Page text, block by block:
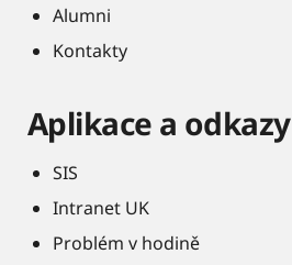
Alumni
Kontakty
Aplikace a odkazy
SIS
Intranet UK
Problém v hodině